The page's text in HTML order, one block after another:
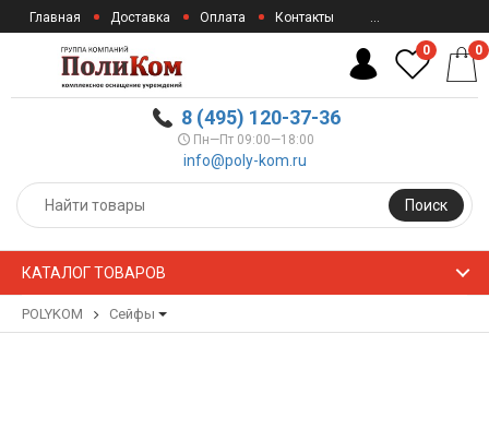
Главная Доставка Оплата Контакты ...
8 (495) 120-37-36
Пн—Пт 09:00—18:00
info@poly-kom.ru
Поиск
0 0
КАТАЛОГ ТОВАРОВ
POLYKOM Сейфы